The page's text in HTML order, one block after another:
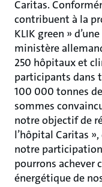
Caritas.
contribuent à la
KLIK green »
ministère
250 hôpitaux et
participants dans
100 000 tonnes
sommes
notre objectif de
l’hôpital Caritas
notre
pourrons achever
énergétique de